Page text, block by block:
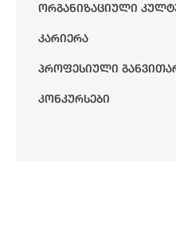
Ორგანიზაციული
Კარიერა
Პროფესიული
Კონკურსები